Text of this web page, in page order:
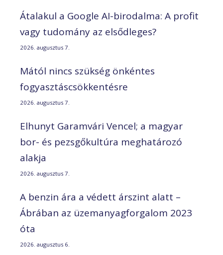
Átalakul a Google AI-birodalma: A profit
vagy tudomány az elsődleges?
2026. augusztus 7.
Mától nincs szükség önkéntes
fogyasztáscsökkentésre
2026. augusztus 7.
Elhunyt Garamvári Vencel; a magyar
bor- és pezsgőkultúra meghatározó
alakja
2026. augusztus 7.
A benzin ára a védett árszint alatt –
Ábrában az üzemanyagforgalom 2023
óta
2026. augusztus 6.